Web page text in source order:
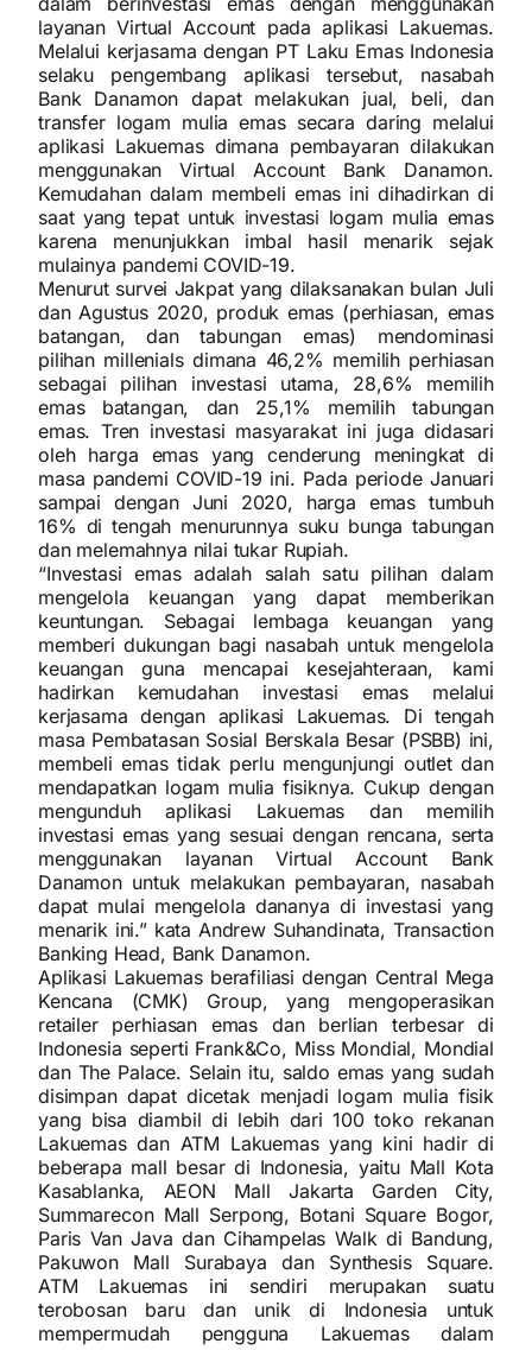
layanan Virtual Account pada aplikasi Lakuemas.
Melalui kerjasama dengan PT Laku Emas Indonesia
selaku pengembang aplikasi tersebut, nasabah
Bank Danamon dapat melakukan jual, beli, dan
transfer logam mulia emas secara daring melalui
aplikasi Lakuemas dimana pembayaran dilakukan
menggunakan Virtual Account Bank Danamon.
Kemudahan dalam membeli emas ini dihadirkan di
saat yang tepat untuk investasi logam mulia emas
karena menunjukkan imbal hasil menarik sejak
mulainya pandemi COVID-19.
Menurut survei Jakpat yang dilaksanakan bulan Juli
dan Agustus 2020, produk emas (perhiasan, emas
batangan, dan tabungan emas) mendominasi
pilihan millenials dimana 46,2% memilih perhiasan
sebagai pilihan investasi utama, 28,6% memilih
emas batangan, dan 25,1% memilih tabungan
emas. Tren investasi masyarakat ini juga didasari
oleh harga emas yang cenderung meningkat di
masa pandemi COVID-19 ini. Pada periode Januari
sampai dengan Juni 2020, harga emas tumbuh
16% di tengah menurunnya suku bunga tabungan
dan melemahnya nilai tukar Rupiah.
“Investasi emas adalah salah satu pilihan dalam
mengelola keuangan yang dapat memberikan
keuntungan. Sebagai lembaga keuangan yang
memberi dukungan bagi nasabah untuk mengelola
keuangan guna mencapai kesejahteraan, kami
hadirkan kemudahan investasi emas melalui
kerjasama dengan aplikasi Lakuemas. Di tengah
masa Pembatasan Sosial Berskala Besar (PSBB) ini,
membeli emas tidak perlu mengunjungi outlet dan
mendapatkan logam mulia fisiknya. Cukup dengan
mengunduh aplikasi Lakuemas dan memilih
investasi emas yang sesuai dengan rencana, serta
menggunakan layanan Virtual Account Bank
Danamon untuk melakukan pembayaran, nasabah
dapat mulai mengelola dananya di investasi yang
menarik ini.” kata Andrew Suhandinata, Transaction
Banking Head, Bank Danamon.
Aplikasi Lakuemas berafiliasi dengan Central Mega
Kencana (CMK) Group, yang mengoperasikan
retailer perhiasan emas dan berlian terbesar di
Indonesia seperti Frank&Co, Miss Mondial, Mondial
dan The Palace. Selain itu, saldo emas yang sudah
disimpan dapat dicetak menjadi logam mulia fisik
yang bisa diambil di lebih dari 100 toko rekanan
Lakuemas dan ATM Lakuemas yang kini hadir di
beberapa mall besar di Indonesia, yaitu Mall Kota
Kasablanka, AEON Mall Jakarta Garden City,
Summarecon Mall Serpong, Botani Square Bogor,
Paris Van Java dan Cihampelas Walk di Bandung,
Pakuwon Mall Surabaya dan Synthesis Square.
ATM Lakuemas ini sendiri merupakan suatu
terobosan baru dan unik di Indonesia untuk
mempermudah pengguna Lakuemas dalam